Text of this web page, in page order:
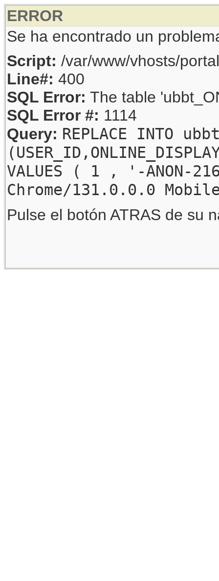
ERROR
Se ha encontrado un
Script: /var/www/vhosts/
Line#: 400
SQL Error: The table
SQL Error #: 1114
Query: REPLACE INTO
VALUES ( 1 , '-
Chrome/131.0.0.0
Pulse el botón ATRAS de su